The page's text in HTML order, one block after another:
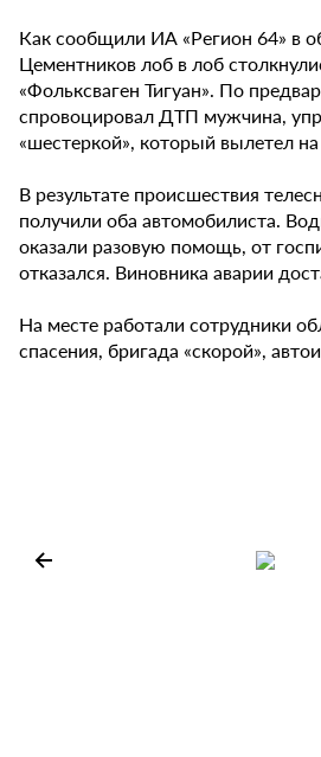
Как сообщили ИА «Регион 64» в
Цементников лоб в лоб
«Фольксваген Тигуан». По
спровоцировал ДТП мужчина,
«шестеркой», который вылетел
В результате происшествия
получили оба автомобилиста.
оказали разовую помощь, от
отказался. Виновника аварии
На месте работали сотрудники
спасения, бригада «скорой»,